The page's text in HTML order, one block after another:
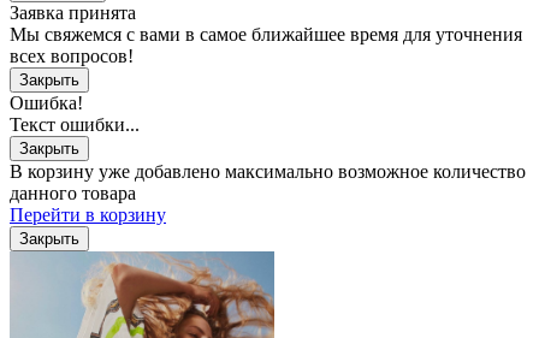
Заявка принята
Мы свяжемся с вами в самое ближайшее время для уточнения
всех вопросов!
Закрыть
Ошибка!
Текст ошибки...
Закрыть
В корзину уже добавлено максимально возможное количество
данного товара
Перейти в корзину
Закрыть